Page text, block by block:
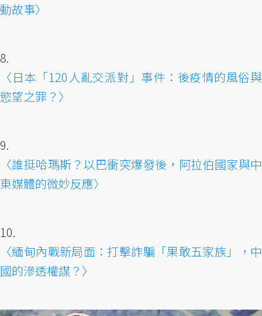
動故事〉
8.
〈日本「120人亂交派對」事件：後疫情的風俗與
慾望之罪？〉
9.
〈誰挺哈瑪斯？以巴衝突爆發後，阿拉伯國家與中
東媒體的微妙反應〉
10.
〈緬甸內戰新局面：打擊詐騙「果敢五家族」，中
國的滲透權謀？〉